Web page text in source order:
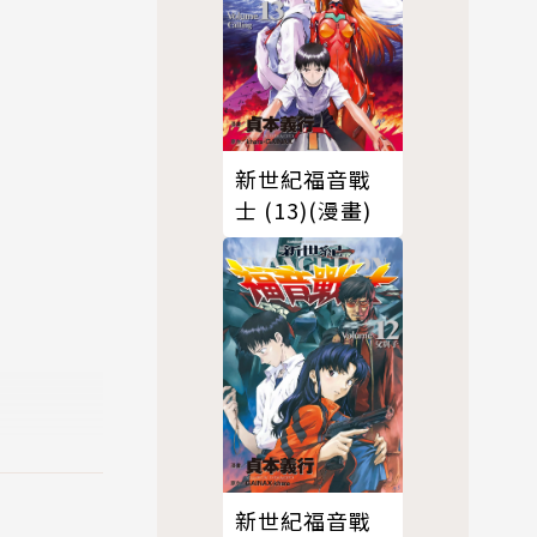
新世紀福音戰
士 (13)(漫畫)
新世紀福音戰